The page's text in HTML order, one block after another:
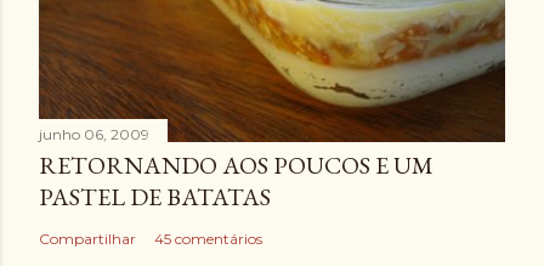
junho 06, 2009
RETORNANDO AOS POUCOS E UM
PASTEL DE BATATAS
Compartilhar 45 comentários